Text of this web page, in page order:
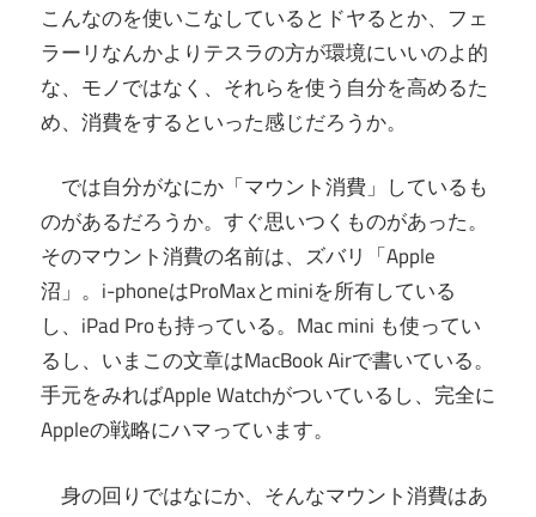
こんなのを使いこなしているとドヤるとか、フェ
ラーリなんかよりテスラの方が環境にいいのよ的
な、モノではなく、それらを使う自分を高めるた
め、消費をするといった感じだろうか。
では自分がなにか「マウント消費」しているも
のがあるだろうか。すぐ思いつくものがあった。
そのマウント消費の名前は、ズバリ「Apple
沼」。i-phoneはProMaxとminiを所有している
し、iPad Proも持っている。Mac mini も使ってい
るし、いまこの文章はMacBook Airで書いている。
手元をみればApple Watchがついているし、完全に
Appleの戦略にハマっています。
身の回りではなにか、そんなマウント消費はあ